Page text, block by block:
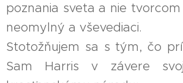
poznania sveta a nie
neomylný a vševediaci.
Stotožňujem sa s tým, čo
Sam Harris v závere